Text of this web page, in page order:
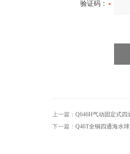
验证码：
上一篇： Q646H气动固定式四
下一篇： Q46T全铜四通海水